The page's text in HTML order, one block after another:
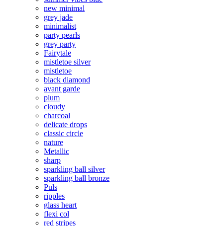
new minimal
grey jade
minimalist
party pearls
grey party
Fairytale
mistletoe silver
mistletoe
black diamond
avant garde
plum
cloudy
charcoal
delicate drops
classic circle
nature
Metallic
sharp
sparkling ball silver
sparkling ball bronze
Puls
ripples
glass heart
flexi col
red stripes